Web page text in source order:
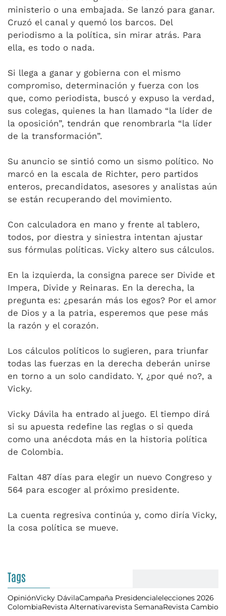
ministerio o una embajada. Se lanzó para ganar.
Cruzó el canal y quemó los barcos. Del
periodismo a la política, sin mirar atrás. Para
ella, es todo o nada.
Si llega a ganar y gobierna con el mismo
compromiso, determinación y fuerza con los
que, como periodista, buscó y expuso la verdad,
sus colegas, quienes la han llamado “la líder de
la oposición”, tendrán que renombrarla “la líder
de la transformación”.
Su anuncio se sintió como un sismo político. No
marcó en la escala de Richter, pero partidos
enteros, precandidatos, asesores y analistas aún
se están recuperando del movimiento.
Con calculadora en mano y frente al tablero,
todos, por diestra y siniestra intentan ajustar
sus fórmulas políticas. Vicky altero sus cálculos.
En la izquierda, la consigna parece ser Divide et
Impera, Divide y Reinaras. En la derecha, la
pregunta es: ¿pesarán más los egos? Por el amor
de Dios y a la patria, esperemos que pese más
la razón y el corazón.
Los cálculos políticos lo sugieren, para triunfar
todas las fuerzas en la derecha deberán unirse
en torno a un solo candidato. Y, ¿por qué no?, a
Vicky.
Vicky Dávila ha entrado al juego. El tiempo dirá
si su apuesta redefine las reglas o si queda
como una anécdota más en la historia política
de Colombia.
Faltan 487 días para elegir un nuevo Congreso y
564 para escoger al próximo presidente.
La cuenta regresiva continúa y, como diría Vicky,
la cosa política se mueve.
Tags
OpiniónVicky DávilaCampaña Presidencialelecciones 2026
ColombiaRevista Alternativarevista SemanaRevista Cambio